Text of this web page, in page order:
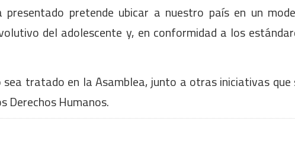
presentado pretende ubicar a nuestro país en un
del adolescente y, en conformidad a los
tratado en la Asamblea, junto a otras iniciativas que
Derechos Humanos.